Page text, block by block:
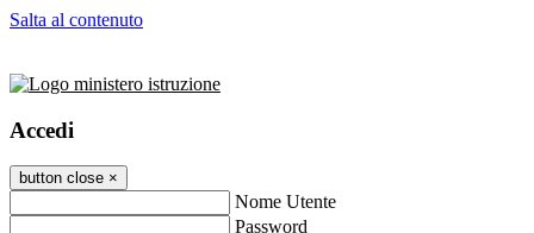
Salta al contenuto
Accedi
button close ×
Nome Utente
Password